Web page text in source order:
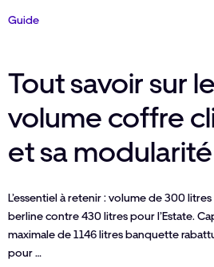
Guide
Tout savoir sur le
volume coffre
et sa modularité
L’essentiel à retenir : volume de 300
berline contre 430 litres pour l’Estate.
maximale de 1146 litres banquette
pour …